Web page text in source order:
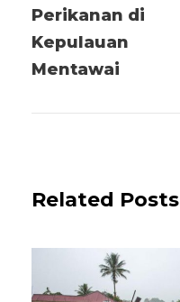
Perikanan di
Kepulauan
Mentawai
Related Posts